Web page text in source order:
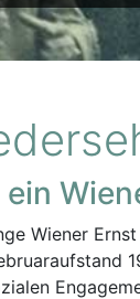
ein
Wiener